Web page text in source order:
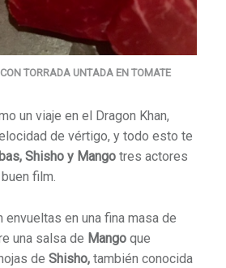
TORRADA UNTADA EN TOMATE
un viaje en el Dragon Khan,
de vértigo, y todo esto te
Shisho y Mango tres actores
film.
envueltas en una fina masa de
una salsa de Mangoque
de Shisho,también conocida